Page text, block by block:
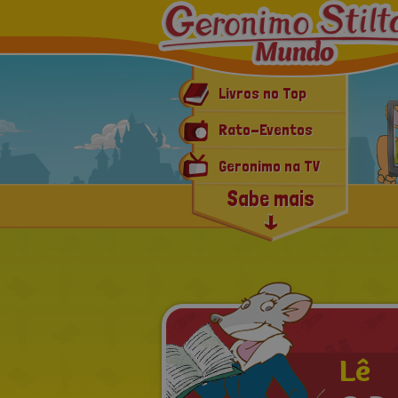
Livros no Top
Rato-Eventos
Geronimo na TV
Geronimo Mania
Últimas notícias
Sabe mais
Lê